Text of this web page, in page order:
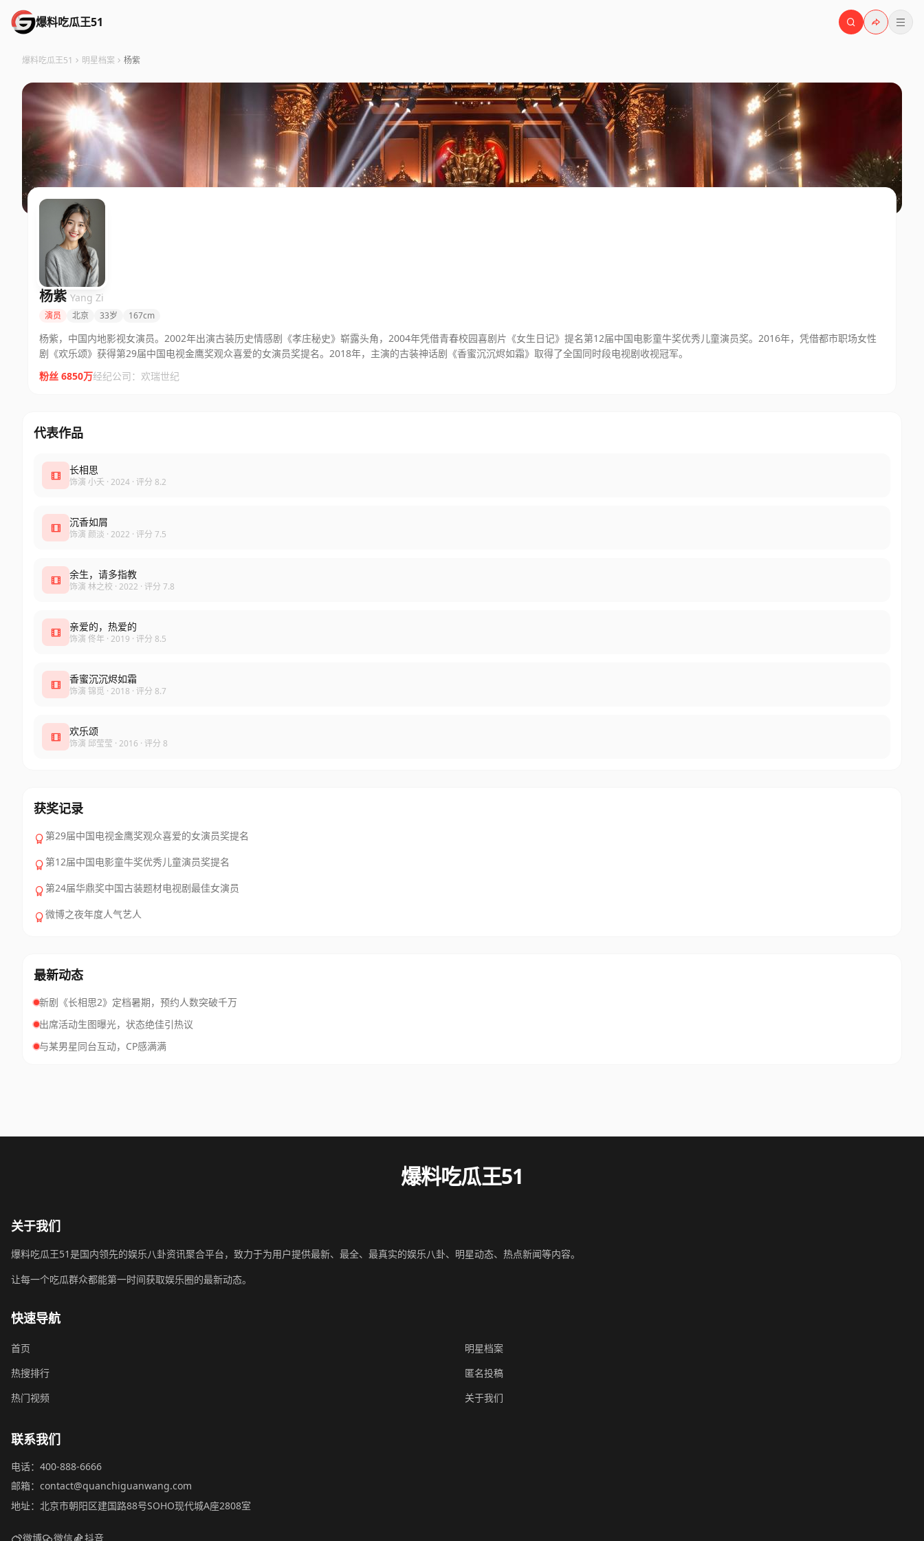
爆料吃瓜王51
爆料吃瓜王51 明星档案 杨紫
杨紫 Yang Zi
演员 北京 33岁 167cm
杨紫，中国内地影视女演员。2002年出演古装历史情感剧《孝庄秘史》崭露头角，2004年凭借青春校园喜剧片《女生日记》提名第12届中国电影童牛奖优秀儿童演员奖。2016年，凭借都市职场女性
剧《欢乐颂》获得第29届中国电视金鹰奖观众喜爱的女演员奖提名。2018年，主演的古装神话剧《香蜜沉沉烬如霜》取得了全国同时段电视剧收视冠军。
粉丝 6850万经纪公司：欢瑞世纪
代表作品
长相思
饰演 小夭 · 2024 · 评分 8.2
沉香如屑
饰演 颜淡 · 2022 · 评分 7.5
余生，请多指教
饰演 林之校 · 2022 · 评分 7.8
亲爱的，热爱的
饰演 佟年 · 2019 · 评分 8.5
香蜜沉沉烬如霜
饰演 锦觅 · 2018 · 评分 8.7
欢乐颂
饰演 邱莹莹 · 2016 · 评分 8
获奖记录
第29届中国电视金鹰奖观众喜爱的女演员奖提名
第12届中国电影童牛奖优秀儿童演员奖提名
第24届华鼎奖中国古装题材电视剧最佳女演员
微博之夜年度人气艺人
最新动态
新剧《长相思2》定档暑期，预约人数突破千万
出席活动生图曝光，状态绝佳引热议
与某男星同台互动，CP感满满
爆料吃瓜王51
关于我们
爆料吃瓜王51是国内领先的娱乐八卦资讯聚合平台，致力于为用户提供最新、最全、最真实的娱乐八卦、明星动态、热点新闻等内容。
让每一个吃瓜群众都能第一时间获取娱乐圈的最新动态。
快速导航
首页
明星档案
热搜排行
匿名投稿
热门视频
关于我们
联系我们
电话：400-888-6666
邮箱：contact@quanchiguanwang.com
地址：北京市朝阳区建国路88号SOHO现代城A座2808室
微博 微信 抖音